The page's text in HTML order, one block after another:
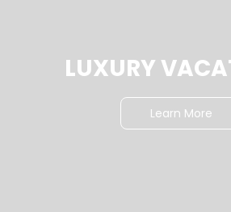
LUXURY
Learn More